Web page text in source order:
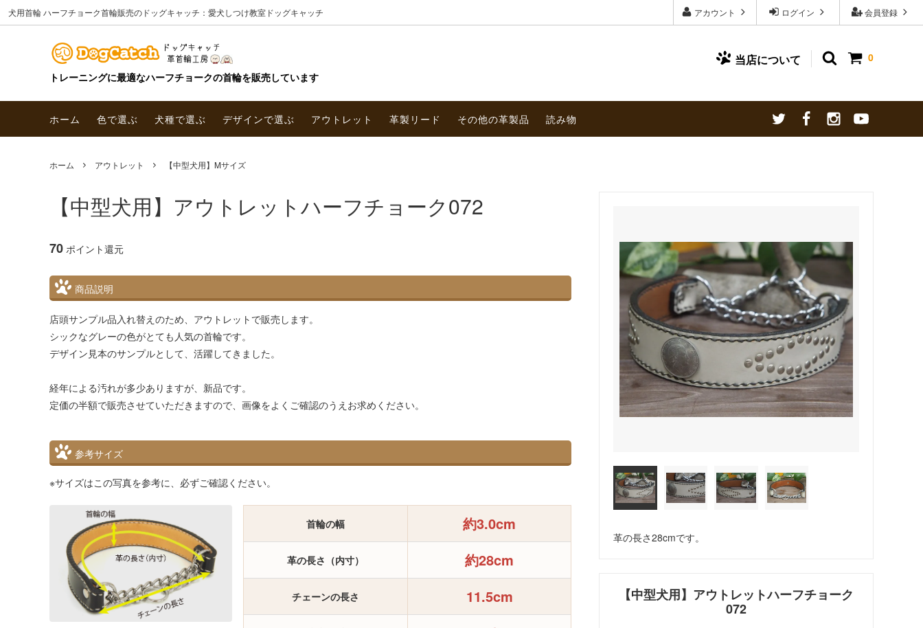
会員登録
ログイン
アカウント
犬用首輪 ハーフチョーク首輪販売のドッグキャッチ：愛犬しつけ教室ドッグキャッチ
トレーニングに最適なハーフチョークの首輪を販売しています
0
当店について
ホーム 色で選ぶ 犬種で選ぶ デザインで選ぶ アウトレット 革製リード その他の革製品 読み物
ホーム アウトレット 【中型犬用】Mサイズ
革の長さ28cmです。
【中型犬用】アウトレットハーフチョーク
072
【中型犬用】アウトレットハーフチョーク072
70 ポイント還元
商品説明
店頭サンプル品入れ替えのため、アウトレットで販売します。
シックなグレーの色がとても人気の首輪です。
デザイン見本のサンプルとして、活躍してきました。
経年による汚れが多少ありますが、新品です。
定価の半額で販売させていただきますので、画像をよくご確認のうえお求めください。
参考サイズ
※サイズはこの写真を参考に、必ずご確認ください。
首輪の幅 約3.0cm
革の長さ（内寸） 約28cm
チェーンの長さ 11.5cm